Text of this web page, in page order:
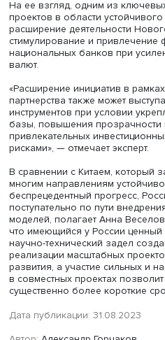
Меморандум о принципах
котором закрепили
финансирования проектов
эффектами, направленными
сообществ, развитие
изменениями, а также
корпоративных практик
Реализация амбициозных
БРИКС при условии
функционирования
— членах БРИКС, но и за их
способствуя устойчивому
регионов (в частности, АТР,
При этом с учетом
финансирования таких
финансовых технологий и
На ее взгляд, одним из
проектов в области
расширение деятельности
стимулирование и